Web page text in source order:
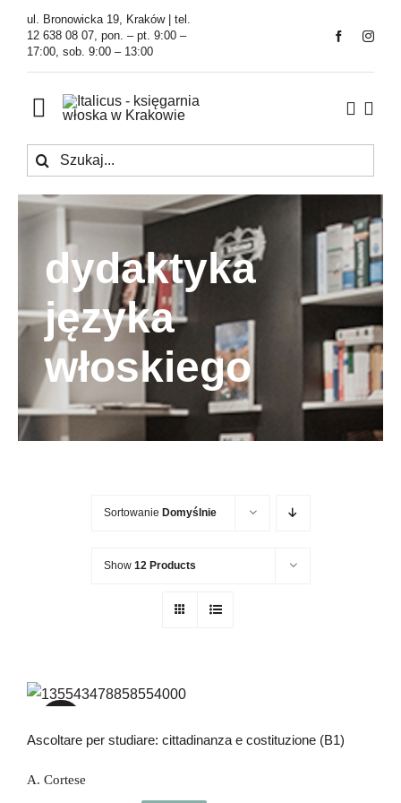
Przejdź
zawartości
ul. Bronowicka 19, Kraków | tel.
12 638 08 07, pon. – pt. 9:00 –
17:00, sob. 9:00 – 13:00
Toggle
Navigation
Księgarnia
Kawiarnia
Tłumaczenia
O Firmie
Aktualności
Newsletter
Szukaj
dydaktyka
języka
włoskiego
Sortowanie Domyślnie
Show 12 Products
Ascoltare per studiare: cittadinanza e
costituzione (B1)
Ascoltare per studiare: cittadinanza e costituzione (B1)
A. Cortese